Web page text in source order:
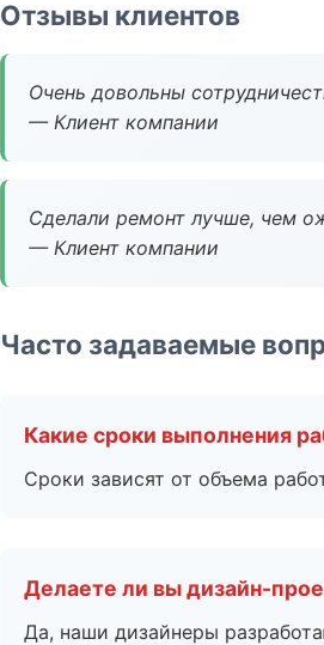
Отзывы клиентов
Очень довольны
— Клиент компании
Сделали ремонт лучше, чем
— Клиент компании
Часто задаваемые
Какие сроки выполнения
Сроки зависят от объема
Делаете ли вы дизайн-
Да, наши дизайнеры